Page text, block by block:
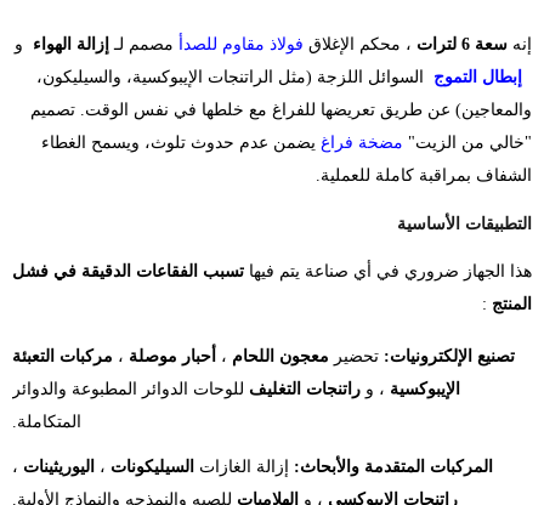
إنه سعة 6 لترات ، محكم الإغلاق فولاذ مقاوم للصدأ مصمم لـ إزالة الهواء
​ و
إبطال التموج
السوائل اللزجة (مثل الراتنجات الإيبوكسية، والسيليكون،
والمعاجين) عن طريق تعريضها للفراغ مع خلطها في نفس الوقت. تصميم
"خالي من الزيت" مضخة فراغ يضمن عدم حدوث تلوث، ويسمح الغطاء
الشفاف بمراقبة كاملة للعملية.
التطبيقات الأساسية
هذا الجهاز ضروري في أي صناعة يتم فيها تسبب الفقاعات الدقيقة في فشل
المنتج :
تصنيع الإلكترونيات: تحضير معجون اللحام ، أحبار موصلة ، مركبات التعبئة
الإيبوكسية ، و راتنجات التغليف للوحات الدوائر المطبوعة والدوائر
المتكاملة.
المركبات المتقدمة والأبحاث: إزالة الغازات السيليكونات ، اليوريثينات ،
راتنجات الإيبوكسي ، و الهلاميات للصبه والنمذجه والنماذج الأولية.